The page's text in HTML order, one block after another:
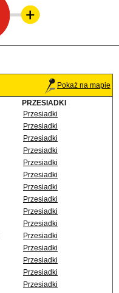
Pokaż na mapie
PRZESIADKI
Przesiadki
Przesiadki
Przesiadki
Przesiadki
Przesiadki
Przesiadki
Przesiadki
Przesiadki
Przesiadki
Przesiadki
Przesiadki
Przesiadki
Przesiadki
Przesiadki
Przesiadki